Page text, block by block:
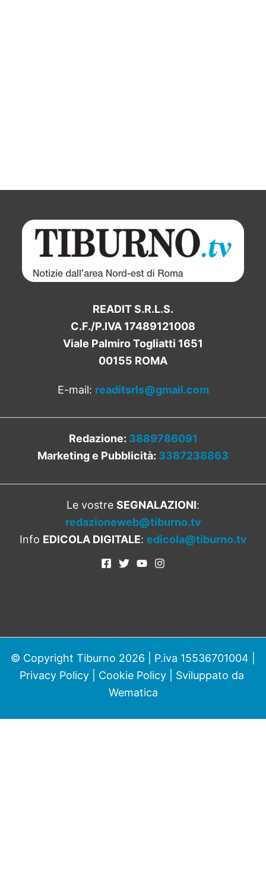
READIT S.R.L.S.
C.F./P.IVA 17489121008
Viale Palmiro Togliatti 1651
00155 ROMA
E-mail: readitsrls@gmail.com
Redazione: 3889786091
Marketing e Pubblicità: 3387238863
Le vostre SEGNALAZIONI:
redazioneweb@tiburno.tv
Info EDICOLA DIGITALE: edicola@tiburno.tv
© Copyright Tiburno 2026 | P.iva 15536701004 |
Privacy Policy| Cookie Policy| Sviluppato da
Wematica